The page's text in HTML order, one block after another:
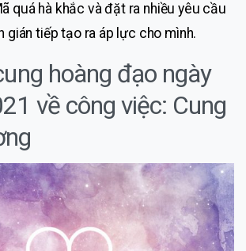
quá hà khắc và đặt ra nhiều yêu cầu
gián tiếp tạo ra áp lực cho mình.
hoàng đạo ngày
về công việc: Cung